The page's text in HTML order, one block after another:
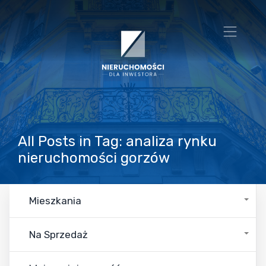
All Posts in Tag: analiza rynku
nieruchomości gorzów
Mieszkania
Na Sprzedaż